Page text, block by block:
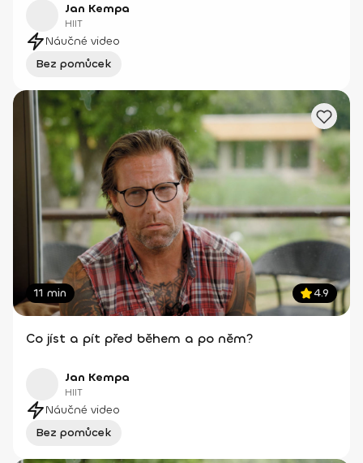
Jan Kempa
HIIT
Náučné video
Bez pomůcek
11 min 4.9
Co jíst a pít před během a po něm?
Jan Kempa
HIIT
Náučné video
Bez pomůcek